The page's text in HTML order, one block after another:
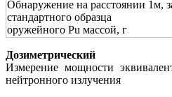
Обнаружение на расстоянии 1м,
стандартного образца
оружейного Pu массой, г
Дозиметрический
Измерение мощности
нейтронного излучения